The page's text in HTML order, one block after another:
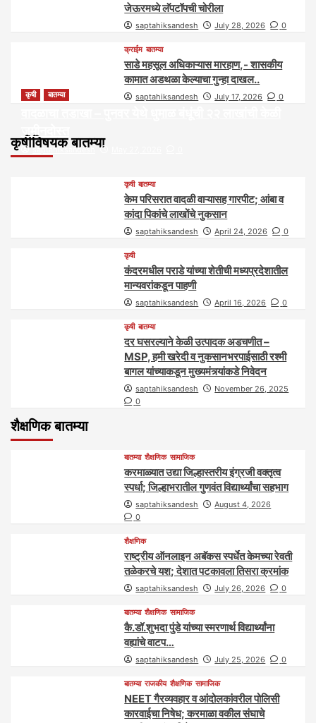
जेऊरमध्ये लॅपटॉपची चोरीला
saptahiksandesh July 28, 2026 0
क्राईम बातम्या
साडे महसूल अधिकाऱ्यास मारहाण,- शासकीय
कामात अडथळा केल्याचा गुन्हा दाखल..
saptahiksandesh July 17, 2026 0
कृषीविषयक बातम्या
कृषी बातम्या
saptahiksandesh
कृषी बातम्या
केम परिसरात वादळी वाऱ्यासह गारपीट; आंबा व
कांदा पिकांचे लाखोंचे नुकसान
saptahiksandesh April 24, 2026 0
कृषी
कंदरमधील पराडे यांच्या शेतीची मध्यप्रदेशातील
मान्यवरांकडून पाहणी
saptahiksandesh April 16, 2026 0
कृषी बातम्या
दर घसरल्याने केळी उत्पादक अडचणीत –
MSP, हमी खरेदी व नुकसानभरपाईसाठी रश्मी
बागल यांच्याकडून मुख्यमंत्र्यांकडे निवेदन
saptahiksandesh
November 26, 2025
0
शैक्षणिक बातम्या
बातम्या शैक्षणिक सामाजिक
करमाळ्यात उद्या जिल्हास्तरीय इंग्रजी वक्तृत्व
स्पर्धा; जिल्हाभरातील गुणवंत विद्यार्थ्यांचा सहभाग
saptahiksandesh
August 4, 2026
0
शैक्षणिक
राष्ट्रीय ऑनलाइन अबॅकस स्पर्धेत केमच्या रेवती
तळेकरचे यश; देशात पटकावला तिसरा क्रमांक
saptahiksandesh July 26, 2026 0
बातम्या शैक्षणिक सामाजिक
कै.डॉ.शुभदा पुंडे यांच्या स्मरणार्थ विद्यार्थ्यांना
वह्यांचे वाटप…
saptahiksandesh July 25, 2026 0
बातम्या राजकीय शैक्षणिक सामाजिक
NEET गैरव्यवहार व आंदोलकांवरील पोलिसी
कारवाईचा निषेध; करमाळा वकील संघाचे